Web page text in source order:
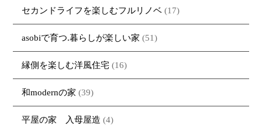
セカンドライフを楽しむフルリノベ (17)
asobiで育つ.暮らしが楽しい家 (51)
縁側を楽しむ洋風住宅 (16)
和modernの家 (39)
平屋の家 入母屋造 (4)